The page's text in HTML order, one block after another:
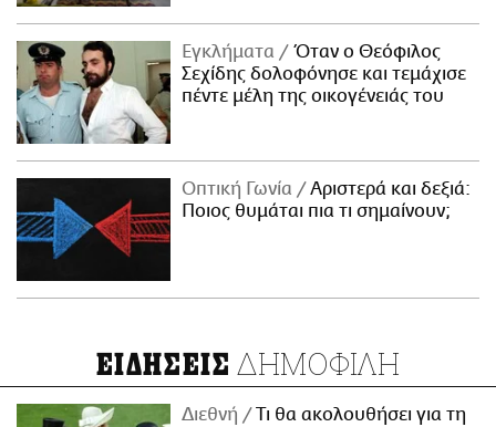
Εγκλήματα
Όταν ο Θεόφιλος
Σεχίδης δολοφόνησε και τεμάχισε
πέντε μέλη της οικογένειάς του
Οπτική Γωνία
Αριστερά και δεξιά:
Ποιος θυμάται πια τι σημαίνουν;
ΕΙΔΗΣΕΙΣ ΔΗΜΟΦΙΛΗ
Διεθνή Τι θα ακολουθήσει για τη